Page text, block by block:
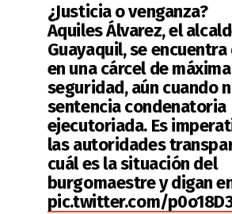
¿Justicia o venganza?
Aquiles Álvarez, el
Guayaquil, se
en una cárcel de máxima
seguridad, aún cuando
sentencia condenatoria
ejecutoriada. Es
las autoridades
cuál es la situación del
burgomaestre y digan
pic.twitter.com/